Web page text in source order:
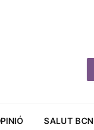
SALUT BCN